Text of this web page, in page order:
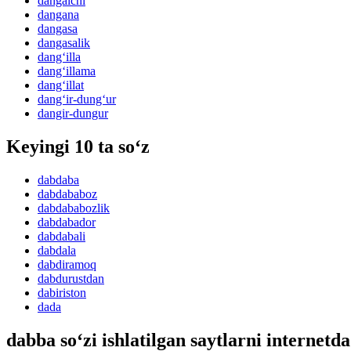
dangana
dangasa
dangasalik
dang‘illa
dang‘illama
dang‘illat
dang‘ir-dung‘ur
dangir-dungur
Keyingi 10 ta so‘z
dabdaba
dabdababoz
dabdababozlik
dabdabador
dabdabali
dabdala
dabdiramoq
dabdurustdan
dabiriston
dada
dabba so‘zi ishlatilgan saytlarni